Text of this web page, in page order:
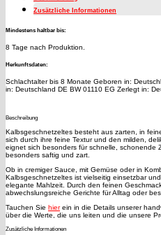
Zusätzliche Informationen
Mindestens haltbar bis:
8 Tage nach Produktion.
Herkunftsdaten:
Schlachtalter bis 8 Monate Geboren in:
in: Deutschland DE BW 01110 EG Zerlegt in:
Beschreibung
Kalbsgeschnetzeltes besteht aus zarten, in
sich durch ihre feine Textur und den milden,
eignet sich besonders für schnelle, schonende
besonders saftig und zart.
Ob in cremiger Sauce, mit Gemüse oder in
Kalbsgeschnetzeltes ist vielseitig einsetzbar
elegante Mahlzeit. Durch den feinen
abwechslungsreiche Gerichte für Alltag oder
Tauchen Sie hierein in die Details unserer
über die Werte, die uns leiten und die unsere
Zusätzliche Informationen